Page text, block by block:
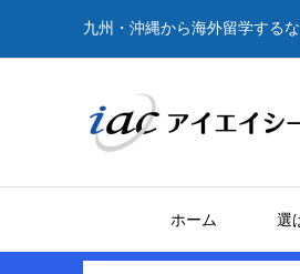
九州・沖縄から海外留学する
ホーム 選